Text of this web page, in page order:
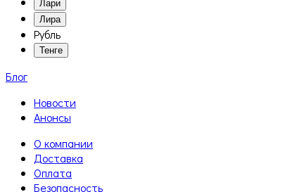
Лари
Лира
Рубль
Тенге
Блог
Новости
Анонсы
О компании
Доставка
Оплата
Безопасность